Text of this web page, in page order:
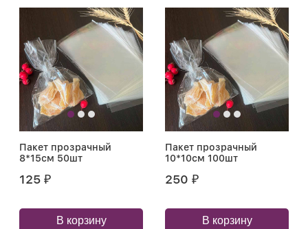
Пакет прозрачный
8*15см 50шт
125 ₽
В корзину
Пакет прозрачный
10*10см 100шт
250 ₽
В корзину